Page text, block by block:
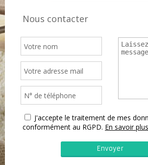
Nous contacter
J'accepte le traitement de mes
conformément au RGPD. En savoir plus